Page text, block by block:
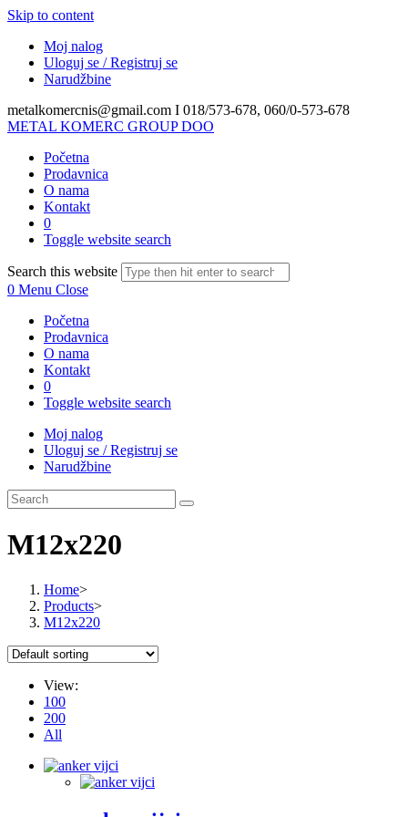
Skip to content
Moj nalog
Uloguj se / Registruj se
Narudžbine
metalkomercnis@gmail.com I 018/573-678, 060/0-573-678
METAL KOMERC GROUP DOO
Početna
Prodavnica
O nama
Kontakt
0
Toggle website search
Search this website
0 Menu Close
Početna
Prodavnica
O nama
Kontakt
0
Toggle website search
Moj nalog
Uloguj se / Registruj se
Narudžbine
M12x220
Home>
Products>
M12x220
View:
100
200
All